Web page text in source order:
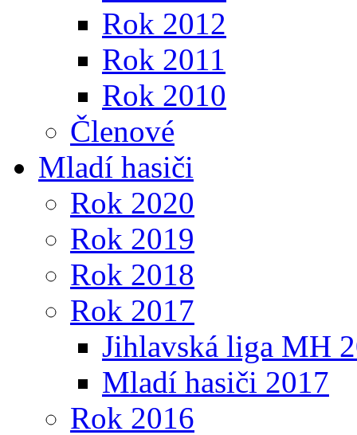
Rok 2012
Rok 2011
Rok 2010
Členové
Mladí hasiči
Rok 2020
Rok 2019
Rok 2018
Rok 2017
Jihlavská liga MH
Mladí hasiči 2017
Rok 2016